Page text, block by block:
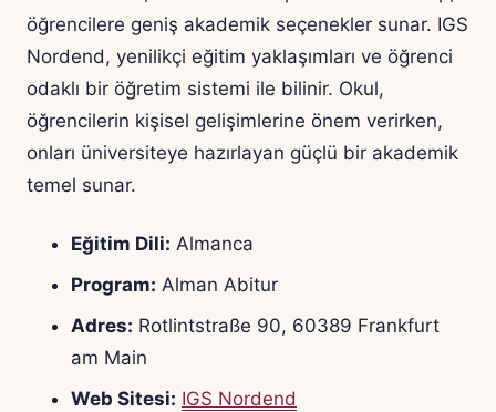
öğrencilere geniş akademik seçenekler sunar. IGS
Nordend, yenilikçi eğitim yaklaşımları ve öğrenci
odaklı bir öğretim sistemi ile bilinir. Okul,
öğrencilerin kişisel gelişimlerine önem verirken,
onları üniversiteye hazırlayan güçlü bir akademik
temel sunar.
Eğitim Dili: Almanca
Program: Alman Abitur
Adres: Rotlintstraße 90, 60389 Frankfurt
am Main
Web Sitesi: IGS Nordend